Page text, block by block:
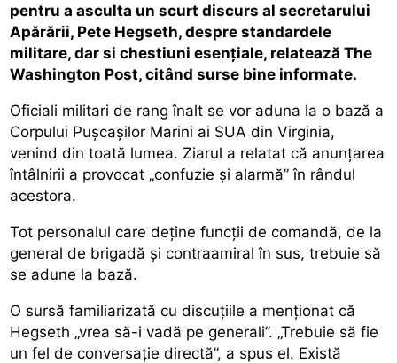
pentru a asculta un scurt discurs al secretarului
Apărării, Pete Hegseth, despre standardele
militare, dar si chestiuni esențiale, relatează The
Washington Post, citând surse bine informate.
Oficiali militari de rang înalt se vor aduna la o bază a
Corpului Pușcașilor Marini ai SUA din Virginia,
venind din toată lumea. Ziarul a relatat că anunțarea
întâlnirii a provocat „confuzie și alarmă” în rândul
acestora.
Tot personalul care deține funcții de comandă, de la
general de brigadă și contraamiral în sus, trebuie să
se adune la bază.
O sursă familiarizată cu discuțiile a menționat că
Hegseth „vrea să-i vadă pe generali”. „Trebuie să fie
un fel de conversație directă”, a spus el. Există